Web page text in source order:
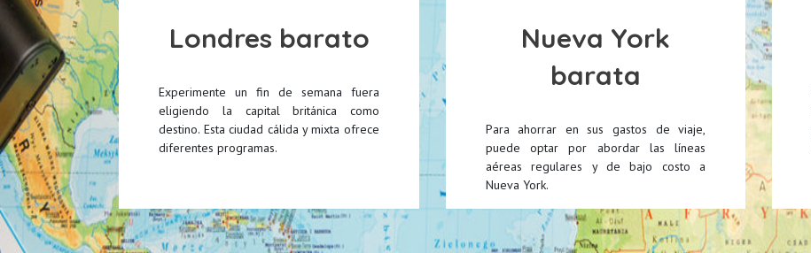
Londres barato
Experimente un fin de semana fuera
eligiendo la capital británica como
destino. Esta ciudad cálida y mixta ofrece
diferentes programas.
Nueva York
barata
Para ahorrar en sus gastos de viaje,
puede optar por abordar las líneas
aéreas regulares y de bajo costo a
Nueva York.